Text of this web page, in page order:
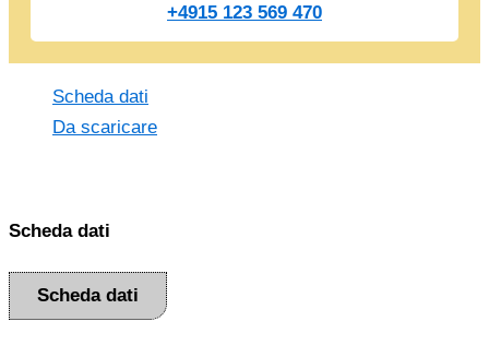
+4915 123 569 470
Scheda dati
Da scaricare
Scheda dati
Scheda dati